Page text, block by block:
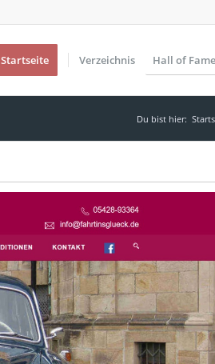
Startseite Verzeichnis Hall of Fame
Du bist hier: